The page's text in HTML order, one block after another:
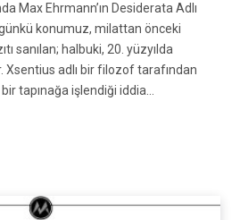
Max Ehrmann’ın Desiderata Adlı
konumuz, milattan önceki
sanılan; halbuki, 20. yüzyılda
Xsentius adlı bir filozof tarafından
tapınağa işlendiği iddia…